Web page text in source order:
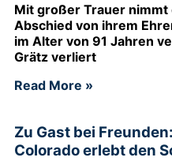
Mit großer Trauer nimmt
Abschied von ihrem
im Alter von 91 Jahren
Grätz verliert
Read More »
Zu Gast bei
Colorado erlebt den